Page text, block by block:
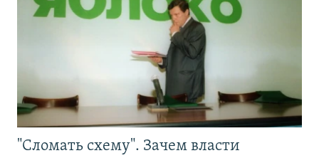
"Сломать схему". Зачем власти